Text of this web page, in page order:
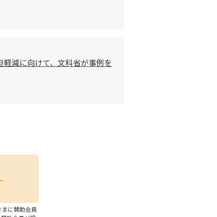
減に向けて、文科省が事例を
に賛助会員